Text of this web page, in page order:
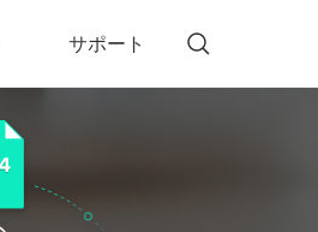
サポート